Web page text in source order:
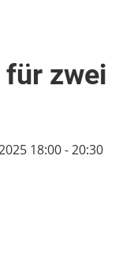
zwei
18:00 - 20:30